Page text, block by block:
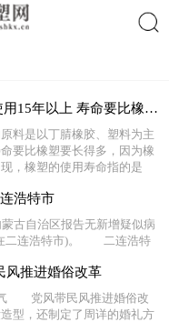
橡塑材料可正常使用15年以上 寿命要比橡塑要长得多
料是以丁腈橡胶、塑料为主
要比橡塑要长得多，因为橡
，橡塑的使用寿命指的是
浩特市
古自治区报告无新增疑似病
在二连浩特市)。 二连浩特
风推进婚俗改革
党风带民风推进婚俗改
，还制定了周详的婚礼方